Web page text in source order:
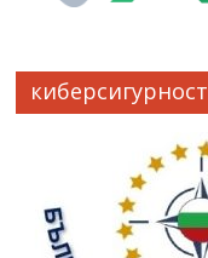
киберсигурност